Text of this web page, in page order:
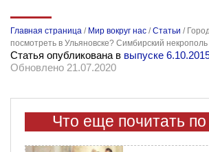
Главная страница / Мир вокруг нас /Статьи /
посмотреть в Ульяновске? Симбирский некрополь
Статья опубликована в выпуске
Обновлено 21.07.2020
Что еще почитать